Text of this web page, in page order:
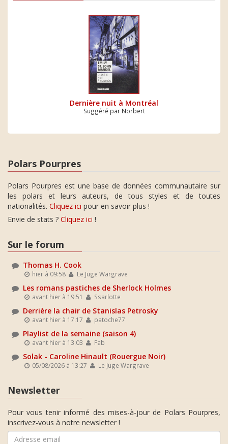
Dernière nuit à Montréal
Suggéré par Norbert
Polars Pourpres
Polars Pourpres est une base de données communautaire sur
les polars et leurs auteurs, de tous styles et de toutes
nationalités. Cliquez ici pour en savoir plus !
Envie de stats ? Cliquez ici !
Sur le forum
Thomas H. Cook
hier à 09:58 Le Juge Wargrave
Les romans pastiches de Sherlock Holmes
avant hier à 19:51 Ssarlotte
Derrière la chair de Stanislas Petrosky
avant hier à 17:17 patoche77
Playlist de la semaine (saison 4)
avant hier à 13:03 Fab
Solak - Caroline Hinault (Rouergue Noir)
05/08/2026 à 13:27 Le Juge Wargrave
Newsletter
Pour vous tenir informé des mises-à-jour de Polars Pourpres,
inscrivez-vous à notre newsletter !